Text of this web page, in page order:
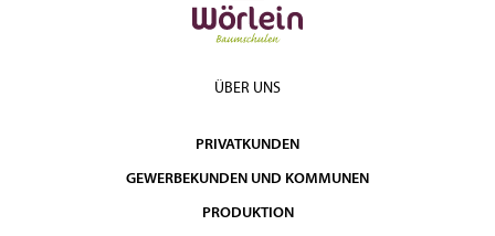
ÜBER UNS
PRIVATKUNDEN
GEWERBEKUNDEN UND KOMMUNEN
PRODUKTION